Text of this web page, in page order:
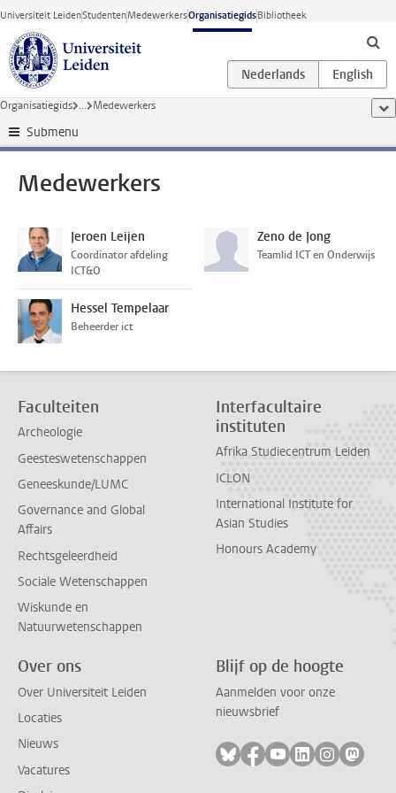
Ga direct naar de inhoud
Universiteit LeidenStudentenMedewerkersOrganisatiegidsBibliotheek
Organisatiegids ... Medewerkers
Submenu
Medewerkers
Jeroen Leijen
Coordinator afdeling
ICT&O
Zeno de Jong
Teamlid ICT en Onderwijs
Hessel Tempelaar
Beheerder ict
Faculteiten
Archeologie
Geesteswetenschappen
Geneeskunde/LUMC
Governance and Global
Affairs
Rechtsgeleerdheid
Sociale Wetenschappen
Wiskunde en
Natuurwetenschappen
Interfacultaire
instituten
Afrika Studiecentrum Leiden
ICLON
International Institute for
Asian Studies
Honours Academy
Over ons
Over Universiteit Leiden
Locaties
Nieuws
Vacatures
Blijf op de hoogte
Aanmelden voor onze
nieuwsbrief
Volg ons op bluesky
Volg ons op facebook
Volg ons op
Volg ons op
Volg ons
Volg